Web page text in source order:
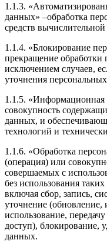
1.1.3.
данных» –обработка
средств
1.1.4. «Блокирование
прекращение обработки
исключением случаев,
уточнения
1.1.5.
совокупность
данных, и
технологий и
1.1.6. «Обработка
(операция) или
совершаемых с
без использования
включая сбор, запись,
уточнение (обновление,
использование,
доступ), блокирование,
данных.